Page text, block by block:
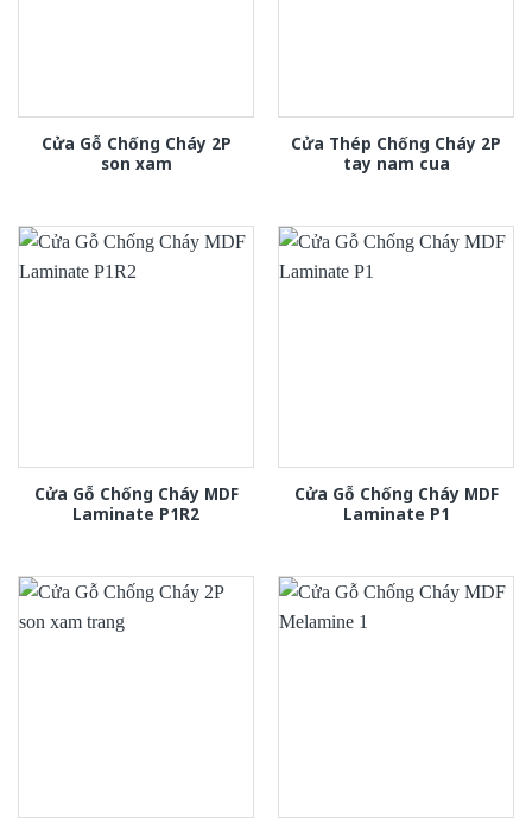
Cửa Gỗ Chống Cháy 2P
son xam
Cửa Thép Chống Cháy 2P
tay nam cua
Cửa Gỗ Chống Cháy MDF
Laminate P1R2
Cửa Gỗ Chống Cháy MDF
Laminate P1